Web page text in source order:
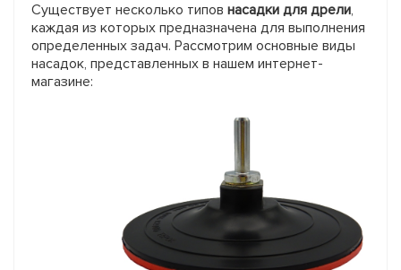
Существует несколько типов насадки для дрели,
каждая из которых предназначена для выполнения
определенных задач. Рассмотрим основные виды
насадок, представленных в нашем интернет-
магазине: